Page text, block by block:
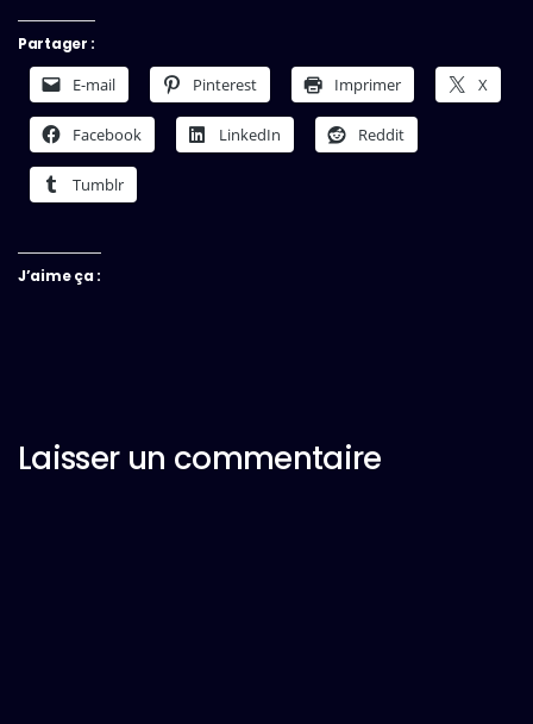
Partager :
E-mail Pinterest Imprimer X
Facebook LinkedIn Reddit
Tumblr
J’aime ça :
Laisser un commentaire